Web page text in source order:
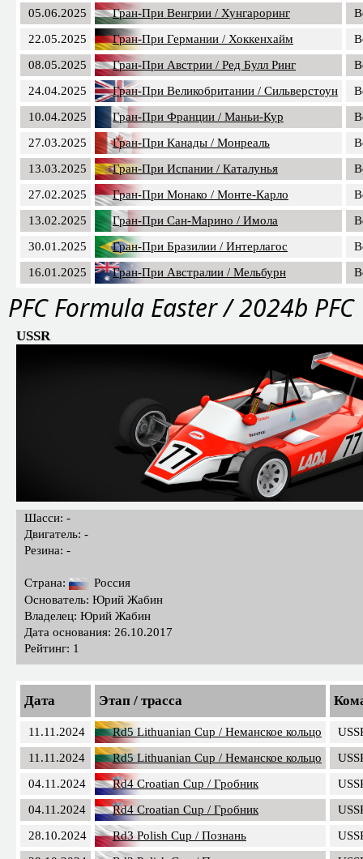
05.06.2025
Гран-При Венгрии / Хунгароринг
22.05.2025
Гран-При Германии / Хоккенхайм
08.05.2025
Гран-При Австрии / Ред Булл Ринг
24.04.2025
Гран-При Великобритании / Сильверстоун
10.04.2025
Гран-При Франции / Маньи-Кур
27.03.2025
Гран-При Канады / Монреаль
13.03.2025
Гран-При Испании / Каталунья
27.02.2025
Гран-При Монако / Монте-Карло
13.02.2025
Гран-При Сан-Марино / Имола
30.01.2025
Гран-При Бразилии / Интерлагос
16.01.2025
Гран-При Австралии / Мельбурн
PFС Formula Easter / 2024b PFC
USSR
Шасси: -
Двигатель: -
Резина: -
Страна:
Россия
Основатель: Юрий Жабин
Владелец: Юрий Жабин
Дата основания: 26.10.2017
Рейтинг: 1
Дата Этап / трасса
11.11.2024 Rd5 Lithuanian Cup / Неманское кольцо
11.11.2024
Rd5 Lithuanian Cup / Неманское кольцо
04.11.2024
Rd4 Croatian Cup / Гробник
04.11.2024
Rd4 Croatian Cup / Гробник
28.10.2024
Rd3 Polish Cup / Познань